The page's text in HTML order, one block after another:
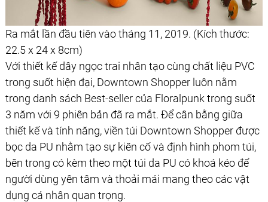
Ra mắt lần đầu tiên vào tháng 11, 2019. (Kích thước:
22.5 x 24 x 8cm)
Với thiết kế dây ngọc trai nhân tạo cùng chất liệu PVC
trong suốt hiện đại, Downtown Shopper luôn nằm
trong danh sách Best-seller của Floralpunk trong suốt
3 năm với 9 phiên bản đã ra mắt. Để cân bằng giữa
thiết kế và tính năng, viền túi Downtown Shopper được
bọc da PU nhằm tạo sự kiên cố và định hình phom túi,
bên trong có kèm theo một túi da PU có khoá kéo để
người dùng yên tâm và thoải mái mang theo các vật
dụng cá nhân quan trọng.